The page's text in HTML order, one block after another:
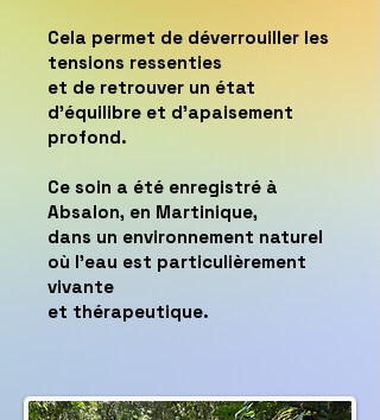
Cela permet de déverrouiller les
tensions ressenties
et de retrouver un état
d’équilibre et d’apaisement
profond.
Ce soin a été enregistré à
Absalon, en Martinique,
dans un environnement naturel
où l’eau est particulièrement
vivante
et thérapeutique.